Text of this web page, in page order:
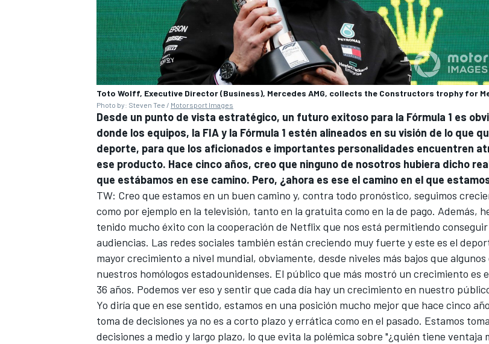
MÁS CATEGORÍAS
Toto Wolff, Executive Director (Business), Mercedes AMG, collects the Constructors trophy for
Photo by: Steven Tee / Motorsport Images
Desde un punto de vista estratégico, un futuro exitoso para la Fórmula 1 es
donde los equipos, la FIA y la Fórmula 1 estén alineados en su visión de lo que
deporte, para que los aficionados e importantes personalidades encuentren
ese producto. Hace cinco años, creo que ninguno de nosotros hubiera dicho
que estábamos en ese camino. Pero, ¿ahora es ese el camino en el que
TW: Creo que estamos en un buen camino y, contra todo pronóstico, seguimos
como por ejemplo en la televisión, tanto en la gratuita como en la de pago. Además,
tenido mucho éxito con la cooperación de Netflix que nos está permitiendo
audiencias. Las redes sociales también están creciendo muy fuerte y este es el
mayor crecimiento a nivel mundial, obviamente, desde niveles más bajos que algunos
nuestros homólogos estadounidenses. El público que más mostró un crecimiento es
36 años. Podemos ver eso y sentir que cada día hay un crecimiento en nuestro
Yo diría que en ese sentido, estamos en una posición mucho mejor que hace cinco
toma de decisiones ya no es a corto plazo y errática como en el pasado. Estamos
decisiones a medio y largo plazo, lo que evita la polémica sobre "¿quién tiene ventaja